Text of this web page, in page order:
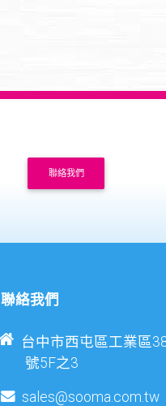
聯絡我們
聯絡我們
台中市西屯區工業區
號5F之3
sales@sooma.com.tw